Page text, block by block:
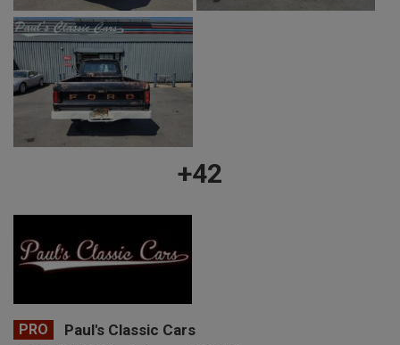
+42
PRO Paul's Classic Cars